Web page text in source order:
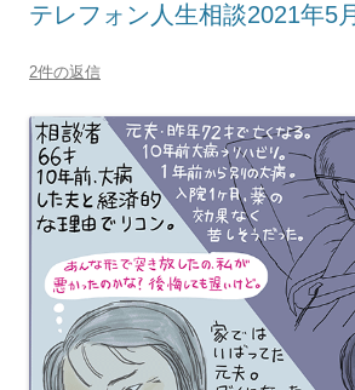
テレフォン人生相談2021年5
2件の返信